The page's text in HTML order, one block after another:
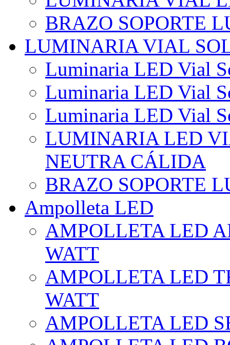
BRAZO SOPORTE
LUMINARIA VIAL
Luminaria LED Vial
Luminaria LED Vial
Luminaria LED Vial
LUMINARIA LED
NEUTRA CÁLIDA
BRAZO SOPORTE
Ampolleta LED
AMPOLLETA LED
WATT
AMPOLLETA LED
WATT
AMPOLLETA LED